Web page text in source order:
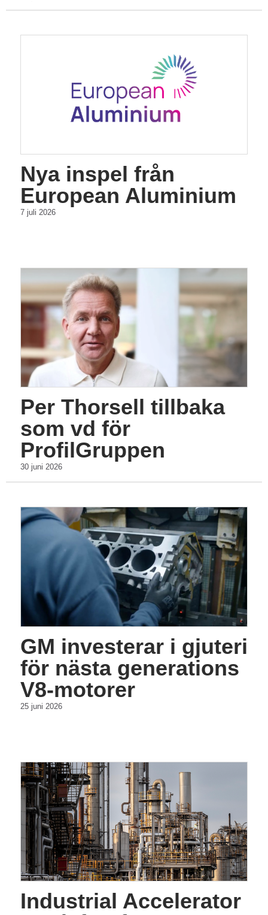
Nya inspel från
European Aluminium
7 juli 2026
Per Thorsell tillbaka
som vd för
ProfilGruppen
30 juni 2026
GM investerar i gjuteri
för nästa generations
V8-motorer
25 juni 2026
Industrial Accelerator